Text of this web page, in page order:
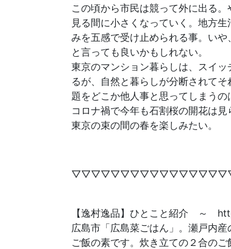
この頃から市民は競って外に出る
見る間に小さくなっていく。地方
みを五感で受け止められる事。い
と言っても良いかもしれない。
東京のマンション暮らしは、スイ
るが、自然と暮らしが分断されて
題をどこか他人事と思ってしまうの
コロナ禍で今年も石割桜の開花は見
東京の束の間の春を楽しみたい。
【逸村逸品】ひとこと紹介 ～
広島市「広島菜ごはん」。瀬戸内
ご飯の素です。炊き立ての２合のご